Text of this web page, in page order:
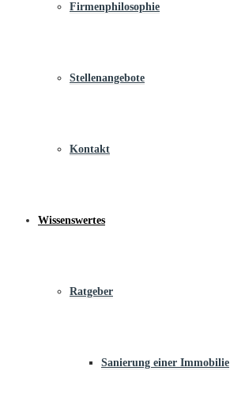
Firmenphilosophie
Stellenangebote
Kontakt
Wissenswertes
Ratgeber
Sanierung einer Immobilie